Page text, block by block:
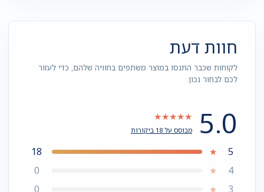
חוות דעת
לקוחות שכבר התנסו במוצר משתפים בחוויה שלהם, כדי לעזור
לכם לבחור נכון.
5.0
★★★★★
מבוסס על 18 ביקורות
5
★
18
4
★
0
3
★
0